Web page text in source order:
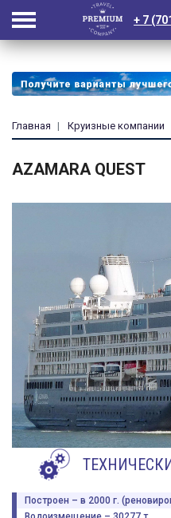
+ 7
Главная Круизные компании
AZAMARA QUEST
Построен – в 2000 г.